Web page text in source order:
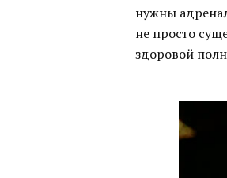
нужны
не просто
здоровой